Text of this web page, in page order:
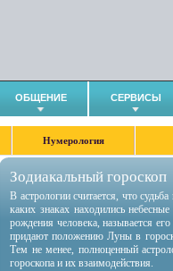
ОБЩЕНИЕ СЕРВИСЫ
Нумерология
Зодиакальный гороскоп
В астрологии считается, что
каких знаках находились
рождения человека, называется
придают положению Луны в
Тем не менее, полноценный
гороскопа и их взаимодействия.